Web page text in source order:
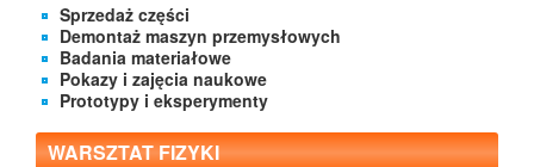
Sprzedaż części
Demontaż maszyn przemysłowych
Badania materiałowe
Pokazy i zajęcia naukowe
Prototypy i eksperymenty
WARSZTAT FIZYKI